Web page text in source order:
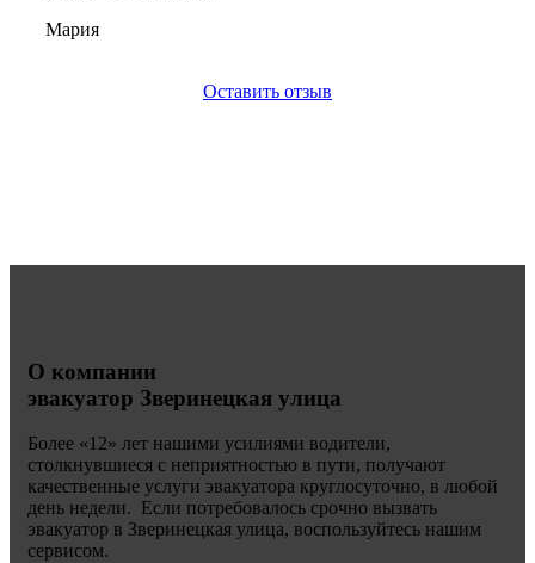
Мария
Оставить отзыв
О компании
эвакуатор Зверинецкая улица
Более «12» лет нашими усилиями водители,
столкнувшиеся с неприятностью в пути, получают
качественные услуги эвакуатора круглосуточно, в любой
день недели. Если потребовалось срочно вызвать
эвакуатор в Зверинецкая улица, воспользуйтесь нашим
сервисом.